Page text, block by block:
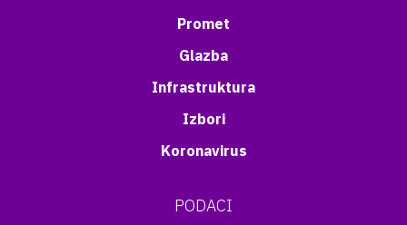
Promet
Glazba
Infrastruktura
Izbori
Koronavirus
PODACI